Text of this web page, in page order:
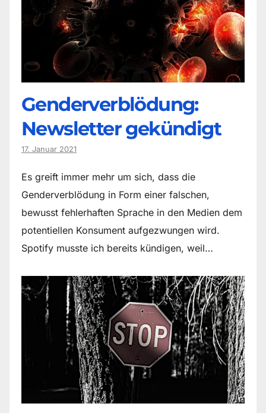
Genderverblödung:
Newsletter gekündigt
17. Januar 2021
Es greift immer mehr um sich, dass die
Genderverblödung in Form einer falschen,
bewusst fehlerhaften Sprache in den Medien dem
potentiellen Konsument aufgezwungen wird.
Spotify musste ich bereits kündigen, weil…